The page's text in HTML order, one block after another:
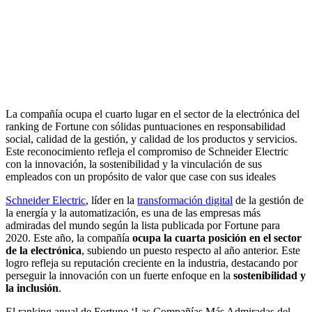
La compañía ocupa el cuarto lugar en el sector de la electrónica del
ranking de Fortune con sólidas puntuaciones en responsabilidad
social, calidad de la gestión, y calidad de los productos y servicios.
Este reconocimiento refleja el compromiso de Schneider Electric
con la innovación, la sostenibilidad y la vinculación de sus
empleados con un propósito de valor que case con sus ideales
Schneider Electric, líder en la transformación digital de la gestión de
la energía y la automatización, es una de las empresas más
admiradas del mundo según la lista publicada por Fortune para
2020. Este año, la compañía ocupa la cuarta posición en el sector
de la electrónica, subiendo un puesto respecto al año anterior. Este
logro refleja su reputación creciente en la industria, destacando por
perseguir la innovación con un fuerte enfoque en la sostenibilidad y
la inclusión.